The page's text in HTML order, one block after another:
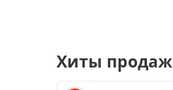
Хиты продаж